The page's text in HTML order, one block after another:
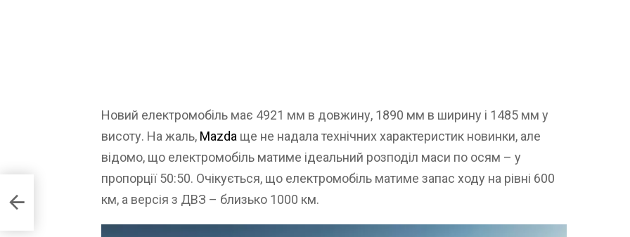
Новий електромобіль має 4921 мм в довжину, 1890 мм в ширину і 1485 мм у
висоту. На жаль, Mazda ще не надала технічних характеристик новинки, але
відомо, що електромобіль матиме ідеальний розподіл маси по осям – у
пропорції 50:50. Очікується, що електромобіль матиме запас ходу на рівні 600
км, а версія з ДВЗ – близько 1000 км.